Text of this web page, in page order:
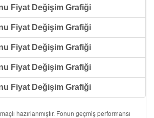
Fiyat Değişim Grafiği
Fiyat Değişim Grafiği
Fiyat Değişim Grafiği
Fiyat Değişim Grafiği
Fiyat Değişim Grafiği
hazırlanmıştır. Fonun geçmiş performansı